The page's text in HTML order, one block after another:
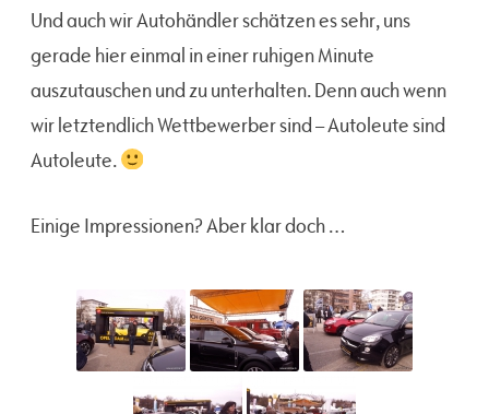
Und auch wir Autohändler schätzen es sehr, uns
gerade hier einmal in einer ruhigen Minute
auszutauschen und zu unterhalten. Denn auch wenn
wir letztendlich Wettbewerber sind – Autoleute sind
Autoleute.
Einige Impressionen? Aber klar doch …